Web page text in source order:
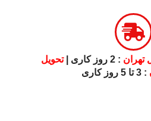
تهران : 2 روز کاری |
تحویل
: 3 تا 5 روز کاری